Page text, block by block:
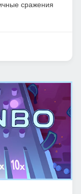
сражения